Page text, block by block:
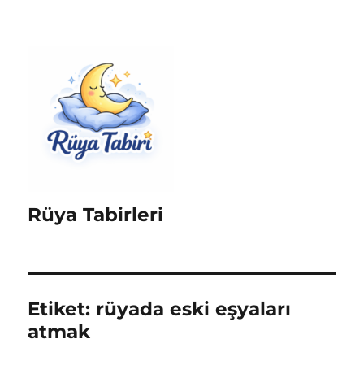
Rüya Tabirleri
Etiket: rüyada eski eşyaları
atmak